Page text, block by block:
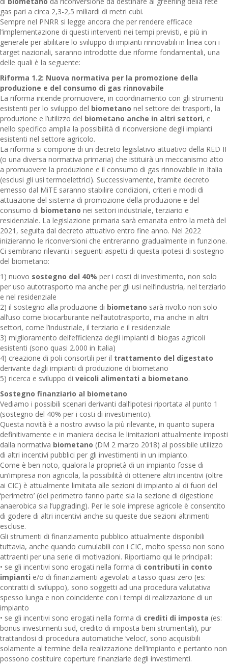
gas pari a circa 2,3-2,5 miliardi di metri cubi.
Sempre nel PNRR si legge ancora che per rendere efficace
l’implementazione di questi interventi nei tempi previsti, e più in
generale per abilitare lo sviluppo di impianti rinnovabili in linea con i
target nazionali, saranno introdotte due riforme fondamentali, una
delle quali è la seguente:
Riforma 1.2: Nuova normativa per la promozione della
produzione e del consumo di gas rinnovabile
La riforma intende promuovere, in coordinamento con gli strumenti
esistenti per lo sviluppo del biometano nel settore dei trasporti, la
produzione e l’utilizzo del biometano anche in altri settori, e
nello specifico amplia la possibilità di riconversione degli impianti
esistenti nel settore agricolo.
La riforma si compone di un decreto legislativo attuativo della RED II
(o una diversa normativa primaria) che istituirà un meccanismo atto
a promuovere la produzione e il consumo di gas rinnovabile in Italia
(esclusi gli usi termoelettrici). Successivamente, tramite decreto
emesso dal MiTE saranno stabilire condizioni, criteri e modi di
attuazione del sistema di promozione della produzione e del
consumo di biometano nei settori industriale, terziario e
residenziale. La legislazione primaria sarà emanata entro la metà del
2021, seguita dal decreto attuativo entro fine anno. Nel 2022
inizieranno le riconversioni che entreranno gradualmente in funzione.
Ci sembrano rilevanti i seguenti aspetti di questa ipotesi di sostegno
del biometano:
1) nuovo sostegno del 40% per i costi di investimento, non solo
per uso autotrasporto ma anche per gli usi nell’industria, nel terziario
e nel residenziale
2) il sostegno alla produzione di biometano sarà rivolto non solo
all’uso come biocarburante nell’autotrasporto, ma anche in altri
settori, come l’industriale, il terziario e il residenziale
3) miglioramento dell’efficienza degli impianti di biogas agricoli
esistenti (sono quasi 2.000 in Italia)
4) creazione di poli consortili per il trattamento del digestato
derivante dagli impianti di produzione di biometano
5) ricerca e sviluppo di veicoli alimentati a biometano.
Sostegno finanziario al biometano
Vediamo i possibili scenari derivanti dall’ipotesi riportata al punto 1
(sostegno del 40% per i costi di investimento).
Questa novità è a nostro avviso la più rilevante, in quanto supera
definitivamente e in maniera decisa le limitazioni attualmente imposti
dalla normativa biometano (DM 2 marzo 2018) al possibile utilizzo
di altri incentivi pubblici per gli investimenti in un impianto.
Come è ben noto, qualora la proprietà di un impianto fosse di
un’impresa non agricola, la possibilità di ottenere altri incentivi (oltre
ai CIC) è attualmente limitata alle sezioni di impianto al di fuori del
‘perimetro’ (del perimetro fanno parte sia la sezione di digestione
anaerobica sia l’upgrading). Per le sole imprese agricole è consentito
di godere di altri incentivi anche su queste due sezioni altrimenti
escluse.
Gli strumenti di finanziamento pubblico attualmente disponibili
tuttavia, anche quando cumulabili con i CIC, molto spesso non sono
attraenti per una serie di motivazioni. Riportiamo qui le principali:
• se gli incentivi sono erogati nella forma di contributi in conto
impianti e/o di finanziamenti agevolati a tasso quasi zero (es:
contratti di sviluppo), sono soggetti ad una procedura valutativa
spesso lunga e non coincidente con i tempi di realizzazione di un
impianto
• se gli incentivi sono erogati nella forma di crediti di imposta (es:
bonus investimenti sud, credito di imposta beni strumentali), pur
trattandosi di procedura automatiche ‘veloci’, sono acquisibili
solamente al termine della realizzazione dell’impianto e pertanto non
possono costituire coperture finanziarie degli investimenti.